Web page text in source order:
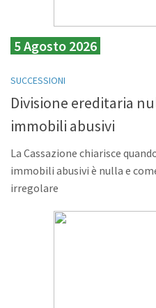
5 Agosto 2026
SUCCESSIONI
Divisione ereditaria
immobili abusivi
La Cassazione chiarisce
immobili abusivi è nulla e
irregolare